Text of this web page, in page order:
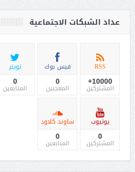
عداد الشبكات الاجتماعية
RSS
10000+
المشتركين
فيس بوك
0
المعجبين
تويتر
0
المتابعين
يوتيوب
0
المشتركين
ساوند كلاود
0
المتابعين